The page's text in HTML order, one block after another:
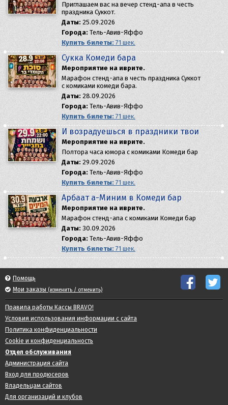
Приглашаем вас на вечер стенд-апа в честь
праздника Суккот.
Даты: 25.09.2026
Города: Тель-Авив-Яффо
Купить билеты: 71 шек.
Сукка Комеди бара
Мероприятие на иврите.
Марафон стенд-апа в честь праздника Суккот
с комиками комеди бара.
Даты: 28.09.2026
Города: Тель-Авив-Яффо
Купить билеты: 71 шек.
И возрадуешься в праздники твои
Мероприятие на иврите.
Полтора часа юмора с комиками Комеди бар
Даты: 29.09.2026
Города: Тель-Авив-Яффо
Купить билеты: 71 шек.
Арбаат а-Миним в Комеди бар
Мероприятие на иврите.
Марафон стенд-апа с комиками Комеди бар
Даты: 30.09.2026
Города: Тель-Авив-Яффо
Купить билеты: 71 шек.
Помощь
Мои заказы (изменить / отменить)
Правила работы Кассы BRAVO!
Условия использования информации с сайта
Политика конфиденциальности
Cookie и конфиденциальность
Отдел обслуживания
Администрация сайта
Вход для продюсеров
Владельцам сайтов
Для организаций и клубов